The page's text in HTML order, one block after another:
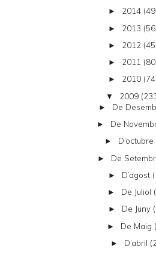
► 2014
► 2013
► 2012
► 2011
► 2010
▼ 2009
► De
► De
► D’octubre
► De
► D’agost
► De Juliol
► De Juny
► De Maig
► D’abril